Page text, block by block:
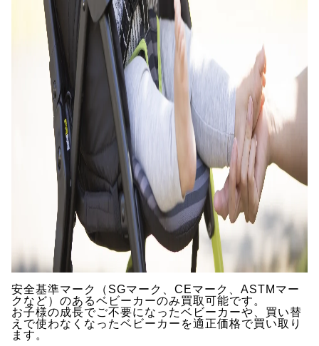
安全基準マーク（SGマーク、CEマーク、ASTMマー
クなど）のあるベビーカーのみ買取可能です。
お子様の成長でご不要になったベビーカーや、買い替
えで使わなくなったベビーカーを適正価格で買い取り
ます。